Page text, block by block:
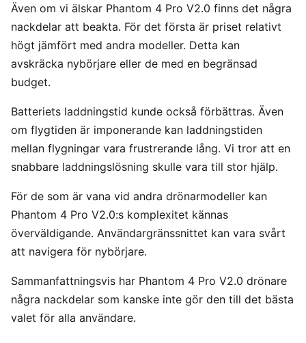
Även om vi älskar Phantom 4 Pro V2.0 finns det några
nackdelar att beakta. För det första är priset relativt
högt jämfört med andra modeller. Detta kan
avskräcka nybörjare eller de med en begränsad
budget.
Batteriets laddningstid kunde också förbättras. Även
om flygtiden är imponerande kan laddningstiden
mellan flygningar vara frustrerande lång. Vi tror att en
snabbare laddningslösning skulle vara till stor hjälp.
För de som är vana vid andra drönarmodeller kan
Phantom 4 Pro V2.0:s komplexitet kännas
överväldigande. Användargränssnittet kan vara svårt
att navigera för nybörjare.
Sammanfattningsvis har Phantom 4 Pro V2.0 drönare
några nackdelar som kanske inte gör den till det bästa
valet för alla användare.